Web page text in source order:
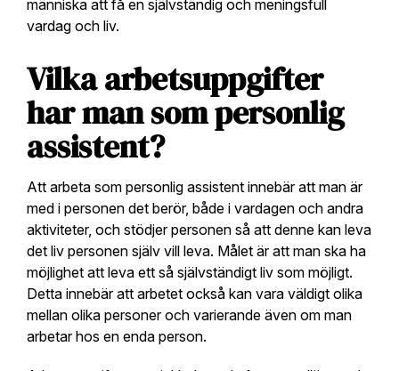
människa att få en självständig och meningsfull
vardag och liv.
Vilka arbetsuppgifter
har man som personlig
assistent?
Att arbeta som personlig assistent innebär att man är
med i personen det berör, både i vardagen och andra
aktiviteter, och stödjer personen så att denne kan leva
det liv personen själv vill leva. Målet är att man ska ha
möjlighet att leva ett så självständigt liv som möjligt.
Detta innebär att arbetet också kan vara väldigt olika
mellan olika personer och varierande även om man
arbetar hos en enda person.